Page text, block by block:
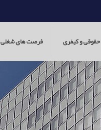
و کیفری فرصت های شغلی